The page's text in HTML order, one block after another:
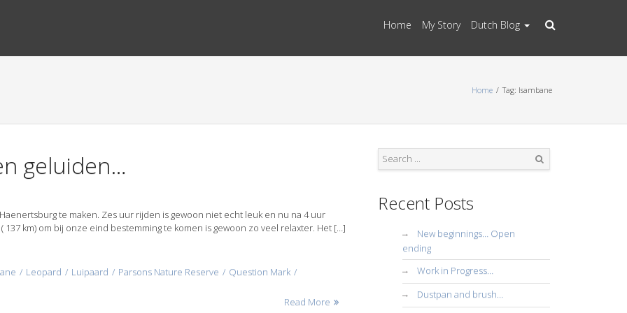
Home My Story Dutch Blog
Home Tag: Isambane
geluiden…
te maken. Zes uur rijden is gewoon niet echt leuk en nu na 4 uur
km) om bij onze eind bestemming te komen is gewoon zo veel relaxter. Het […]
Leopard Luipaard Parsons Nature Reserve
Question Mark
Read More
Recent Posts
New beginnings… Open
ending
Work in Progress…
Dustpan and brush…